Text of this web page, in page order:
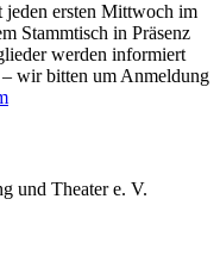
jeden ersten Mittwoch im
Stammtisch in Präsenz
werden informiert
wir bitten um Anmeldung
und Theater e. V.